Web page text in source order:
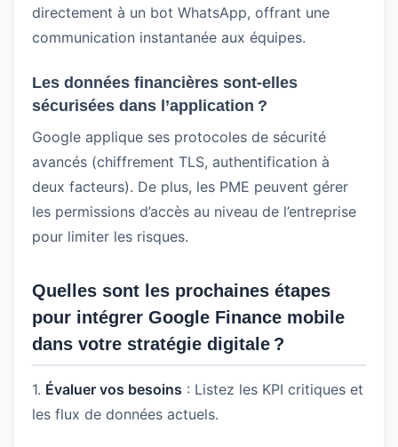
directement à un bot WhatsApp, offrant une
communication instantanée aux équipes.
Les données financières sont-elles
sécurisées dans l’application ?
Google applique ses protocoles de sécurité
avancés (chiffrement TLS, authentification à
deux facteurs). De plus, les PME peuvent gérer
les permissions d’accès au niveau de l’entreprise
pour limiter les risques.
Quelles sont les prochaines étapes
pour intégrer Google Finance mobile
dans votre stratégie digitale ?
1. Évaluer vos besoins : Listez les KPI critiques et
les flux de données actuels.